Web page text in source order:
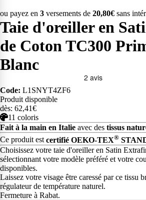
ou payez en 3 versements de 20,80€ sans
Taie d'oreiller en
de Coton TC300
Blanc
Code: L1SNYT4ZF6
Produit disponible
dès: 62,41€
11 coloris
Fait à la main en Italie avec des tissus
Ce produit estcertifié OEKO-TEX®
Choisissez votre taie d'oreiller en Satin
sélectionnant votre modèle préféré et votre
disponibles.
Laissez votre visage être caressé par ce tissu
régulateur de température naturel.
Fermeture à Rabat.